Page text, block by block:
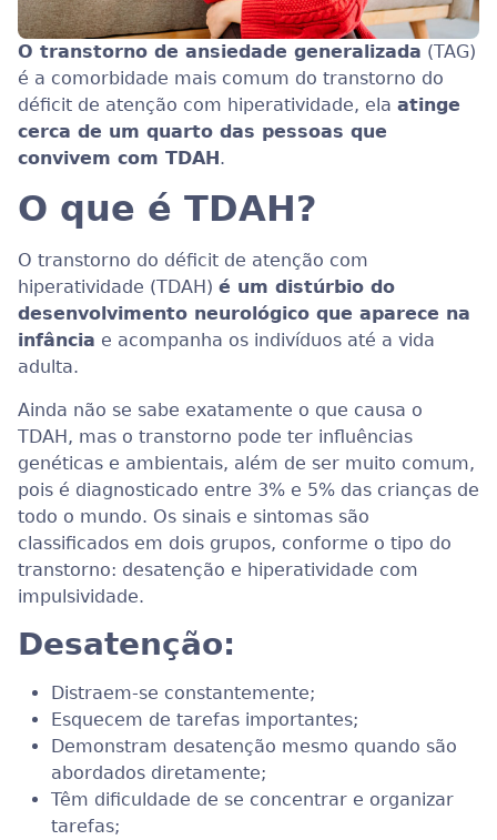
O transtorno de ansiedade generalizada (TAG)
é a comorbidade mais comum do transtorno do
déficit de atenção com hiperatividade, ela atinge
cerca de um quarto das pessoas que
convivem com TDAH.
O que é TDAH?
O transtorno do déficit de atenção com
hiperatividade (TDAH) é um distúrbio do
desenvolvimento neurológico que aparece na
infância e acompanha os indivíduos até a vida
adulta.
Ainda não se sabe exatamente o que causa o
TDAH, mas o transtorno pode ter influências
genéticas e ambientais, além de ser muito comum,
pois é diagnosticado entre 3% e 5% das crianças de
todo o mundo. Os sinais e sintomas são
classificados em dois grupos, conforme o tipo do
transtorno: desatenção e hiperatividade com
impulsividade.
Desatenção:
Distraem-se constantemente;
Esquecem de tarefas importantes;
Demonstram desatenção mesmo quando são
abordados diretamente;
Têm dificuldade de se concentrar e organizar
tarefas;